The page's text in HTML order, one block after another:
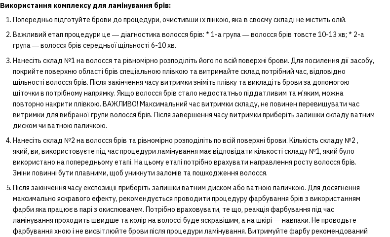
Використання комплексу для ламінування брів:
Попередньо підготуйте брови до процедури, очистивши їх пінкою, яка в своєму складі не містить олій.
Важливий етап процедури це ― діагностика волосся брів: * 1-а група ― волосся брів товсте 10-13 хв; * 2-а
група ― волосся брів середньої щільності 6-10 хв.
Нанесіть склад №1 на волосся та рівномірно розподіліть його по всій поверхні брови. Для посилення дії засобу,
покрийте поверхню області брів спеціальною плівкою та витримайте склад потрібний час, відповідно
щільності волосся брів. Після закінчення часу витримки зніміть плівку та викладіть брови за допомогою
щіточки в потрібному напрямку. Якщо волосся брів стало недостатньо піддатливим та м’яким, можна
повторно накрити плівкою. ВАЖЛИВО! Максимальний час витримки складу, не повинен перевищувати час
витримки для вибраної групи волосся брів. Після завершення часу витримки приберіть залишки складу ватним
диском чи ватною паличкою.
Нанесіть склад №2 на волосся брів та рівномірно розподіліть по всій поверхні брови. Кількість складу №2 ,
який, ви, використовуєте під час процедури ламінування має відповідати кількості складу №1, який було
використано на попередньому етапі. На цьому етапі потрібно врахувати направлення росту волосся брів.
Зміни повинні бути плавними, щоб уникнути заломів та пошкодження волосся.
Після закінчення часу експозиції приберіть залишки ватним диском або ватною паличкою. Для досягнення
максимально яскравого ефекту, рекомендується проводити процедуру фарбування брів з використанням
фарби яка працює в парі з окислювачем. Потрібно враховувати, те що, реакція фарбування під час
ламінування проходить швидше та колір на волоссі буде яскравішим, а на шкірі ― навпаки. Не проводьте
фарбування хною і не висвітлюйте брови після процедури ламінування. Витримуйте фарбу рекомендований